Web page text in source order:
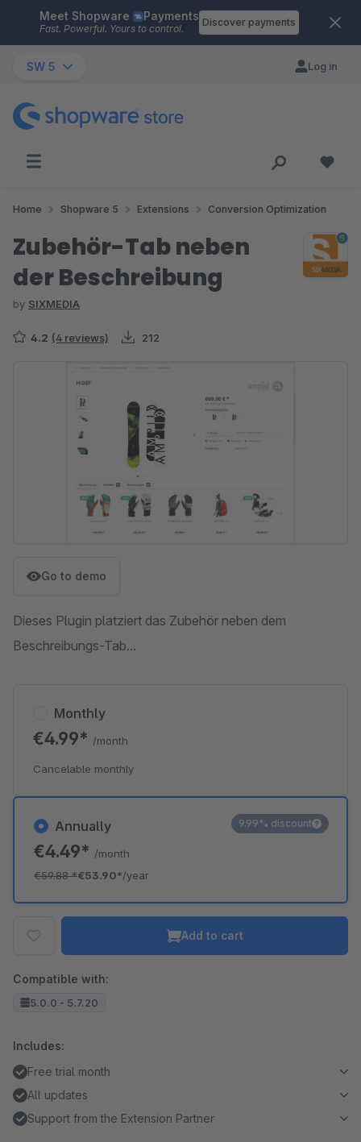
Skip to main content
Meet Shopware Payments
Fast. Powerful. Yours to control.
Discover payments
SW 5 Log in
Home Shopware 5 Extensions Conversion Optimization
Zubehör-Tab neben
der Beschreibung
by SIXMEDIA
4.2 (4 reviews) 212
Skip image gallery
Go to demo
Dieses Plugin platziert das Zubehör neben dem
Beschreibungs-Tab...
Annually
€4.49* /month
€59.88*€53.90*/year
9.99% discount
Monthly
€4.99* /month
Cancelable monthly
Add to cart
Compatible with:
5.0.0 - 5.7.20
Includes:
Free trial month
All updates
Support from the Extension Partner